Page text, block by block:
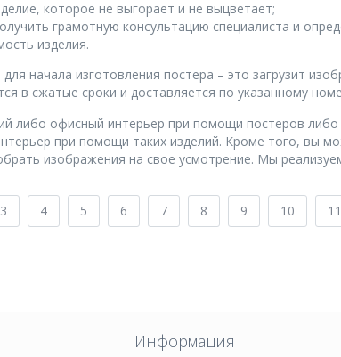
которое не выгорает и не выцветает;
грамотную консультацию специалиста и
изделия.
начала изготовления постера – это загрузит
в сжатые сроки и доставляется по указанному
либо офисный интерьер при помощи постеров
при помощи таких изделий. Кроме того, вы
изображения на свое усмотрение. Мы
3 4 5 6 7 8 9 10 11
Информация